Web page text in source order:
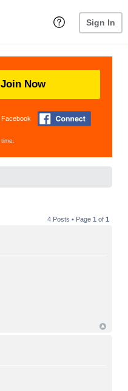
Sign In
Join Now
4 Posts • Page 1 of 1